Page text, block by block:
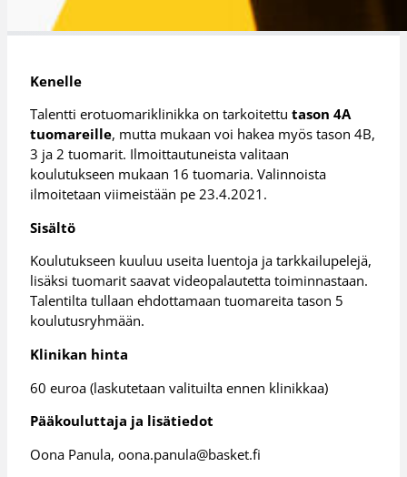
Kenelle
Talentti erotuomariklinikka on tarkoitettutason 4A
tuomareille, mutta mukaan voi hakea myös tason 4B,
3 ja 2 tuomarit. Ilmoittautuneista valitaan
koulutukseen mukaan 16 tuomaria. Valinnoista
ilmoitetaan viimeistään pe 23.4.2021.
Sisältö
Koulutukseen kuuluu useita luentoja ja tarkkailupelejä,
lisäksi tuomarit saavat videopalautetta toiminnastaan.
Talentilta tullaan ehdottamaan tuomareita tason 5
koulutusryhmään.
Klinikan hinta
60 euroa (laskutetaan valituilta ennen klinikkaa)
Pääkouluttaja ja lisätiedot
Oona Panula, oona.panula@basket.fi